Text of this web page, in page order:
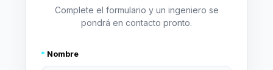
Complete el formulario y un ingeniero se
pondrá en contacto pronto.
* Nombre